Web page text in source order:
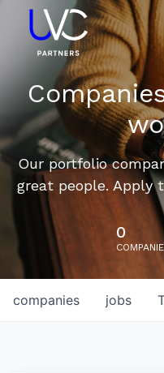
Our portfolio
great people. Apply
0
jobs
companies